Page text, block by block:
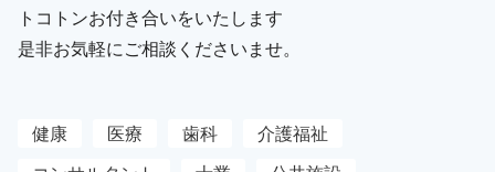
トコトンお付き合いをいたします
是非お気軽にご相談くださいませ。
健康 医療 歯科
介護福祉